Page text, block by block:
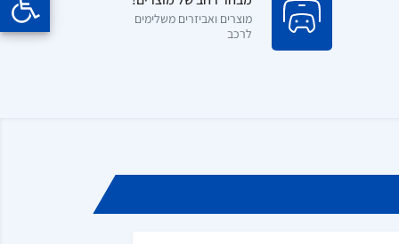
מוצרים ואביזרים משלימים
לרכב